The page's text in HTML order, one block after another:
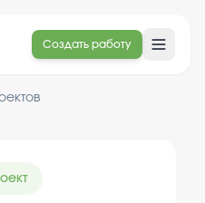
Создать работу